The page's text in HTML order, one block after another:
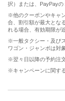
択）または、PayPayの
※他のクーポンやキャ
合、割引額が最大とな
れる場合、有効期限が
※一般タクシー・及び
ワゴン・ジャンボは対
※翌々日以降の予約注
※キャンペーンに関す